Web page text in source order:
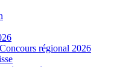
régional 2026